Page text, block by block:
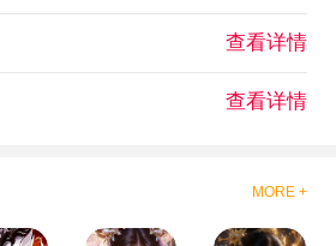
查看详情
查看详情
MORE +